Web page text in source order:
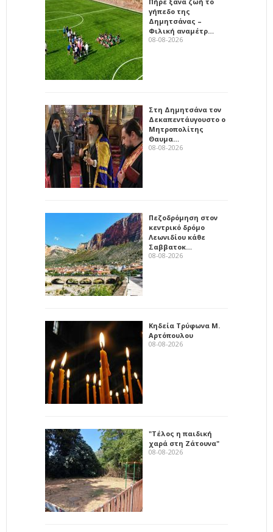
γήπεδο της
Δημητσάνας –
Φιλική αναμέτρ…
08-08-2026
Στη Δημητσάνα τον
Δεκαπεντάυγουστο ο
Μητροπολίτης
Θαυμα…
08-08-2026
Πεζοδρόμηση στον
κεντρικό δρόμο
Λεωνιδίου κάθε
Σαββατοκ…
08-08-2026
Κηδεία Τρύφωνα Μ.
Αρτόπουλου
08-08-2026
"Τέλος η παιδική
χαρά στη Ζάτουνα"
08-08-2026